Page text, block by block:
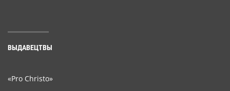
ВЫДАВЕЦТВЫ
«Pro Christo»